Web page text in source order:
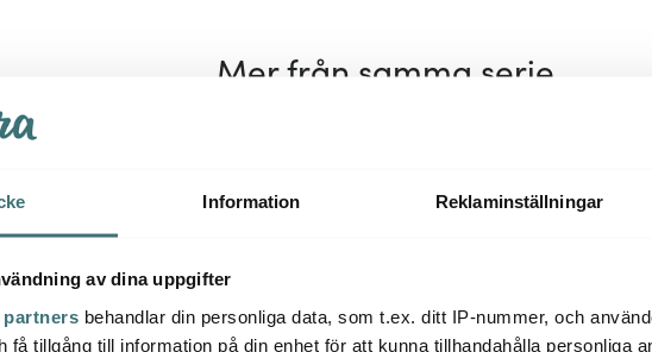
Information Reklaminställningar
av dina uppgifter
partners behandlar din personliga data, som t.ex. ditt IP-nummer, och
få tillgång till information på din enhet för att kunna tillhandahålla personliga
Mer från samma serie